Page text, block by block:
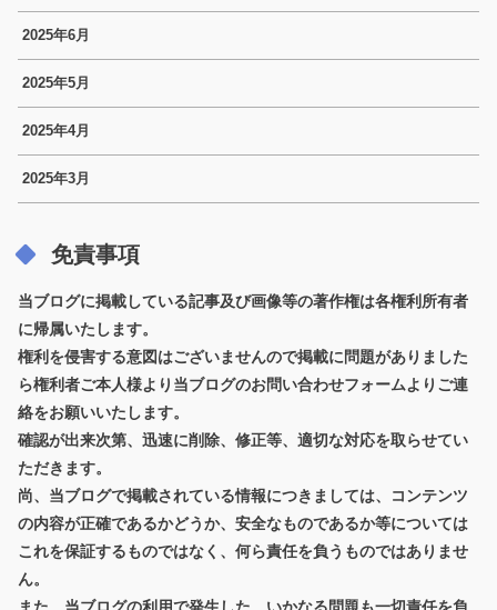
2025年6月
2025年5月
2025年4月
2025年3月
免責事項
当ブログに掲載している記事及び画像等の著作権は各権利所有者
に帰属いたします。
権利を侵害する意図はございませんので掲載に問題がありました
ら権利者ご本人様より当ブログのお問い合わせフォームよりご連
絡をお願いいたします。
確認が出来次第、迅速に削除、修正等、適切な対応を取らせてい
ただきます。
尚、当ブログで掲載されている情報につきましては、コンテンツ
の内容が正確であるかどうか、安全なものであるか等については
これを保証するものではなく、何ら責任を負うものではありませ
ん。